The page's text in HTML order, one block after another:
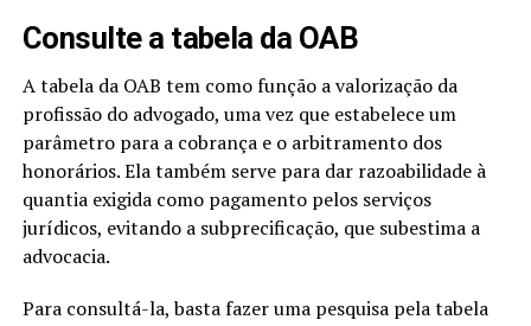
Consulte a tabela da OAB
A tabela da OAB tem como função a valorização da
profissão do advogado, uma vez que estabelece um
parâmetro para a cobrança e o arbitramento dos
honorários. Ela também serve para dar razoabilidade à
quantia exigida como pagamento pelos serviços
jurídicos, evitando a subprecificação, que subestima a
advocacia.
Para consultá-la, basta fazer uma pesquisa pela tabela